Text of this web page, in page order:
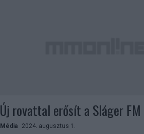
Új rovattal erősít a Sláger FM
Média 2024. augusztus 1.